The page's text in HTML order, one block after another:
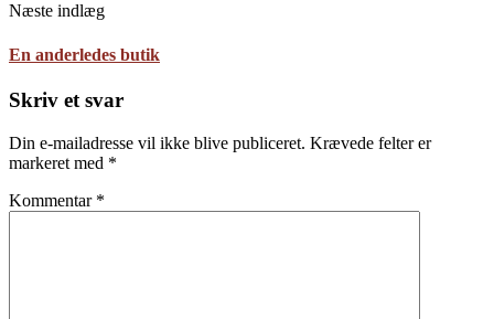
Næste indlæg
En anderledes butik
Skriv et svar
Din e-mailadresse vil ikke blive publiceret. Krævede felter er
markeret med *
Kommentar *